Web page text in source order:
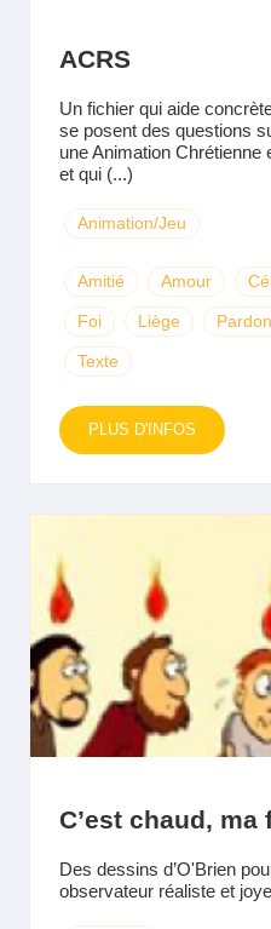
ACRS
Un fichier qui aide
se posent des questions
une Animation
et qui (...)
Animation/Jeu
Amitié Amour
Foi Liège Pardon
Texte
PLUS D'INFOS
C’est chaud, ma
Des dessins d’O'Brien
observateur réaliste et